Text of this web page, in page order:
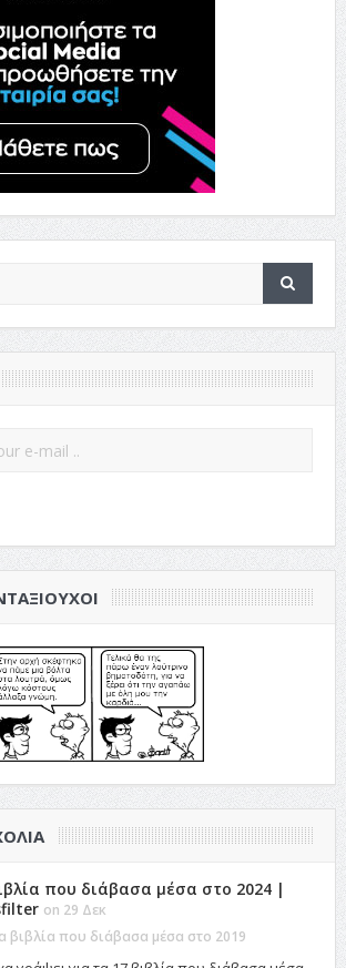
που διάβασα μέσα στο 2024 |
on 29 Δεκ
βιβλία που διάβασα μέσα στο 2019